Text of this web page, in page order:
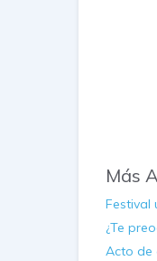
Más
Festival
¿Te
Acto de